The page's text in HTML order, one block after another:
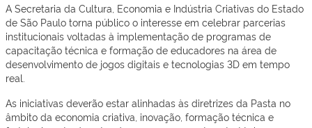
A Secretaria da Cultura, Economia e Indústria Criativas do Estado
de São Paulo torna público o interesse em celebrar parcerias
institucionais voltadas à implementação de programas de
capacitação técnica e formação de educadores na área de
desenvolvimento de jogos digitais e tecnologias 3D em tempo
real.
As iniciativas deverão estar alinhadas às diretrizes da Pasta no
âmbito da economia criativa, inovação, formação técnica e